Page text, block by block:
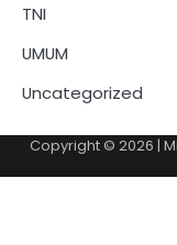
TNI
UMUM
Uncategorized
Copyright © 2026 |